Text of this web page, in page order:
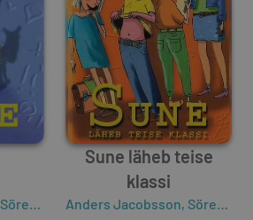
Sören Olsson
Sune läheb teise
klassi
Anders Jacobsson, Sören Olsson